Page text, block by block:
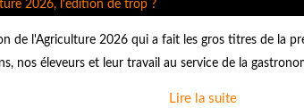
de l'Agriculture 2026 qui a fait les gros titres de la
nos éleveurs et leur travail au service de la
Lire la suite